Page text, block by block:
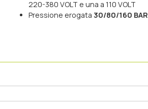
220-380 VOLT e una a 110 VOLT
Pressione erogata30/80/160 BAR